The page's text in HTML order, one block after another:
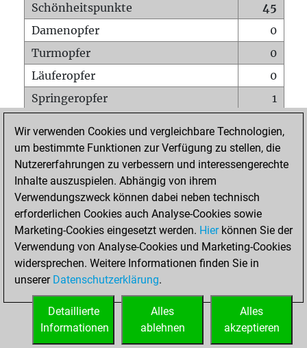
Schönheitspunkte
45
Damenopfer
0
Turmopfer
0
Läuferopfer
0
Springeropfer
1
Matt auf vollem Brett
0
Bauer setzt Matt
0
Erstickte Matts
Unterverwandlungen
Türme auf der siebten
0
STARTSEITE
Wir verwenden Cookies und vergleichbare Technologien,
um bestimmte Funktionen zur Verfügung zu stellen, die
Nutzererfahrungen zu verbessern und interessengerechte
Inhalte auszuspielen. Abhängig von ihrem
Verwendungszweck können dabei neben technisch
erforderlichen Cookies auch Analyse-Cookies sowie
Marketing-Cookies eingesetzt werden. Hierkönnen Sie der
Verwendung von Analyse-Cookies und Marketing-Cookies
widersprechen. Weitere Informationen finden Sie in
unserer Datenschutzerklärung.
Alles
akzeptieren
Alles
ablehnen
Detaillierte
Informationen